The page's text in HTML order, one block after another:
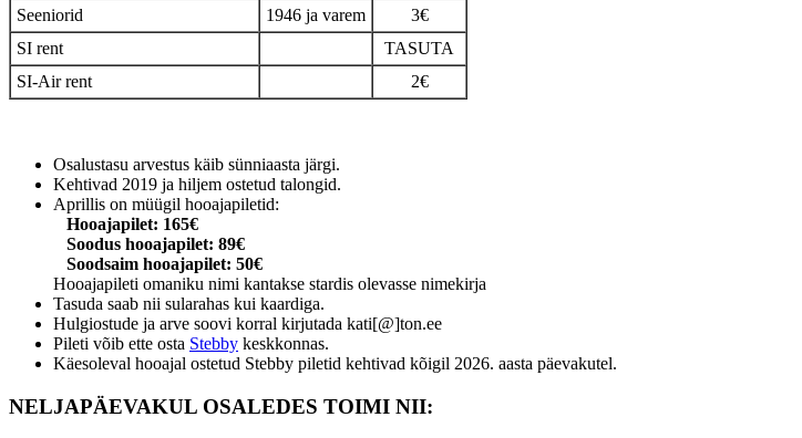
Seeniorid
1946 ja varem
3€
SI rent
TASUTA
SI-Air rent
2€
Osalustasu arvestus käib sünniaasta järgi.
Kehtivad 2019 ja hiljem ostetud talongid.
Aprillis on müügil hooajapiletid:
Hooajapilet: 165€
Soodus hooajapilet: 89€
Soodsaim hooajapilet: 50€
Hooajapileti omaniku nimi kantakse stardis olevasse nimekirja
Tasuda saab nii sularahas kui kaardiga.
Hulgiostude ja arve soovi korral kirjutada kati[@]ton.ee
Pileti võib ette osta Stebby keskkonnas.
Käesoleval hooajal ostetud Stebby piletid kehtivad kõigil 2026. aasta päevakutel.
NELJAPÄEVAKUL OSALEDES TOIMI NII: